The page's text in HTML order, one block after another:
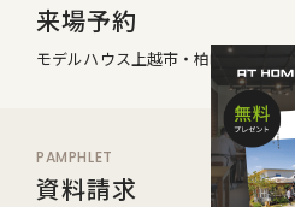
来場予約
モデルハウス上越市・柏崎市・新潟市
PAMPHLET
資料請求